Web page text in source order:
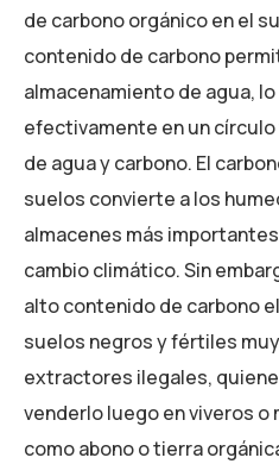
de carbono orgánico en el
contenido de carbono
almacenamiento de agua,
efectivamente en un
de agua y carbono. El
suelos convierte a los
almacenes más
cambio climático. Sin
alto contenido de carbono
suelos negros y fértiles
extractores ilegales,
venderlo luego en viveros o
como abono o tierra